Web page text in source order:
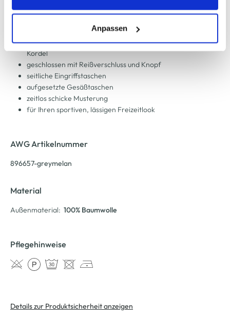
erlauben" bzw. "Alle erlauben" klicken. Mehr dazu
(einschließlich der Möglichkeit, die Einwilligungserklärung
zu ändern oder zu widerrufen) erfahren Sie in unserem
Cookie-Hinweisbzw. derDatenschutzerklärung.
Anpassen
schicke Jerseyhose von Jim Spencer
elastischer Bund mit Gürtelschlaufen und integrierter
Kordel
geschlossen mit Reißverschluss und Knopf
seitliche Eingriffstaschen
aufgesetzte Gesäßtaschen
zeitlos schicke Musterung
für Ihren sportiven, lässigen Freizeitlook
AWG Artikelnummer
896657-greymelan
Material
Außenmaterial: 100% Baumwolle
Pflegehinweise
Details zur Produktsicherheit anzeigen